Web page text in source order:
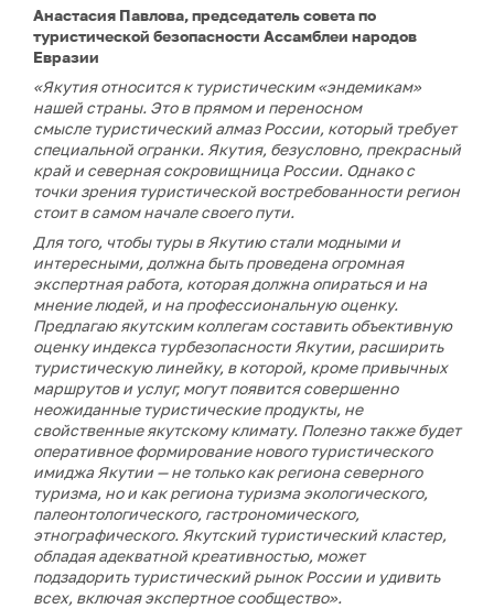
Анастасия Павлова, председатель совета по
туристической безопасности Ассамблеи народов
Евразии
«Якутия относится к туристическим «эндемикам»
нашей страны. Это в прямом и переносном
смысле туристический алмаз России, который требует
специальной огранки. Якутия, безусловно, прекрасный
край и северная сокровищница России. Однако с
точки зрения туристической востребованности регион
стоит в самом начале своего пути.
Для того, чтобы туры в Якутию стали модными и
интересными, должна быть проведена огромная
экспертная работа, которая должна опираться и на
мнение людей, и на профессиональную оценку.
Предлагаю якутским коллегам составить объективную
оценку индекса турбезопасности Якутии, расширить
туристическую линейку, в которой, кроме привычных
маршрутов и услуг, могут появится совершенно
неожиданные туристические продукты, не
свойственные якутскому климату. Полезно также будет
оперативное формирование нового туристического
имиджа Якутии — не только как региона северного
туризма, но и как региона туризма экологического,
палеонтологического, гастрономического,
этнографического. Якутский туристический кластер,
обладая адекватной креативностью, может
подзадорить туристический рынок России и удивить
всех, включая экспертное сообщество».